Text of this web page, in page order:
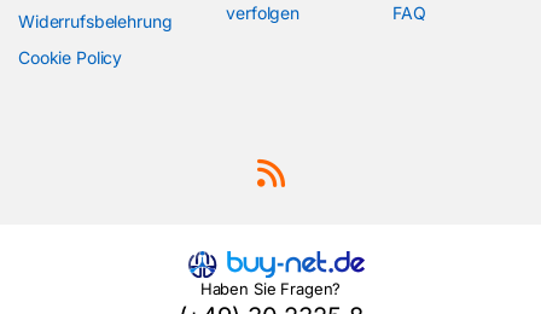
Widerrufsbelehrung
Cookie Policy
verfolgen
FAQ
Haben Sie Fragen?